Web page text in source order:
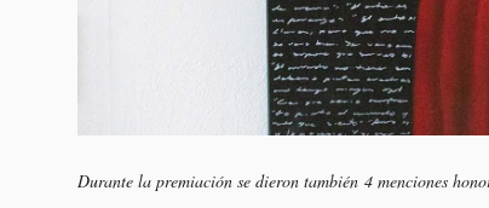
Durante la premiación se dieron también 4 menciones